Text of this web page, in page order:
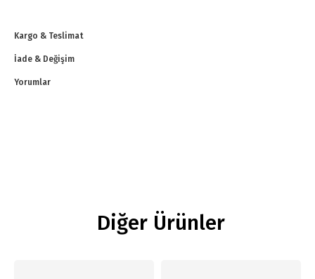
Kargo & Teslimat
İade & Değişim
Yorumlar
Diğer Ürünler